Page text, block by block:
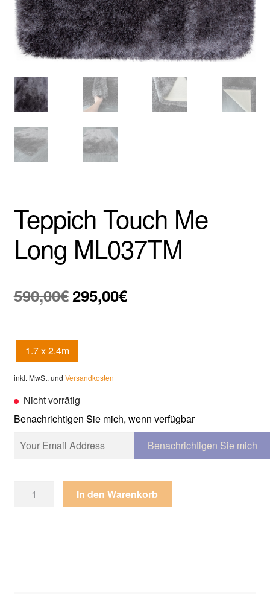
Teppich Touch Me
Long ML037TM
590,00€ Ursprünglicher
war:
590,00€
295,00€Aktueller
1.7 x 2.4m
inkl. MwSt. und Versandkosten
Nicht vorrätig
Benachrichtigen Sie mich, wenn verfügbar
Touch
In den Warenkorb